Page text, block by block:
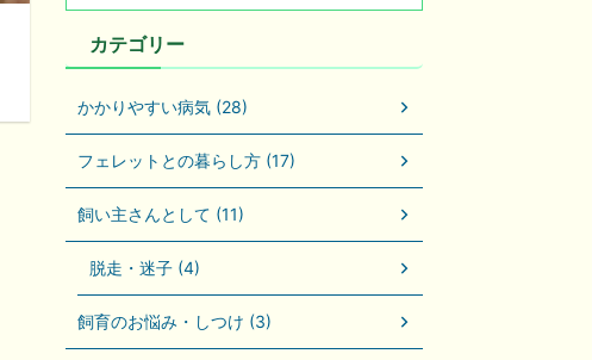
カテゴリー
かかりやすい病気 (28)
フェレットとの暮らし方 (17)
飼い主さんとして (11)
脱走・迷子 (4)
飼育のお悩み・しつけ (3)